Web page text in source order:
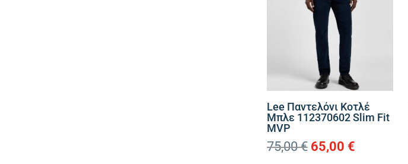
Lee Παντελόνι Κοτλέ
Μπλε 112370602 Slim Fit
MVP
75,00€ Original
65,00 €Η